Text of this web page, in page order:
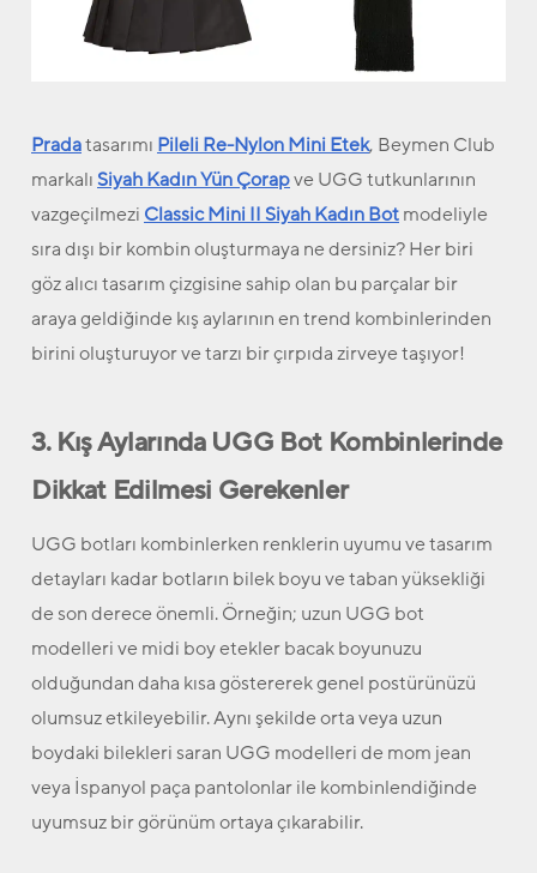
Pradatasarımı Pileli Re-Nylon Mini Etek, Beymen Club
markalıSiyah Kadın Yün Çorapve UGG tutkunlarının
vazgeçilmezi Classic Mini II Siyah Kadın Botmodeliyle
sıra dışı bir kombin oluşturmaya ne dersiniz? Her biri
göz alıcı tasarım çizgisine sahip olan bu parçalar bir
araya geldiğinde kış aylarının en trend kombinlerinden
birini oluşturuyor ve tarzı bir çırpıda zirveye taşıyor!
3. Kış Aylarında UGG Bot Kombinlerinde
Dikkat Edilmesi Gerekenler
UGG botları kombinlerken renklerin uyumu ve tasarım
detayları kadar botların bilek boyu ve taban yüksekliği
de son derece önemli. Örneğin; uzun UGG bot
modelleri ve midi boy etekler bacak boyunuzu
olduğundan daha kısa göstererek genel postürünüzü
olumsuz etkileyebilir. Aynı şekilde orta veya uzun
boydaki bilekleri saran UGG modelleri de mom jean
veya İspanyol paça pantolonlar ile kombinlendiğinde
uyumsuz bir görünüm ortaya çıkarabilir.